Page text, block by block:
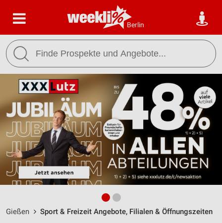
Berlin
Gießen Sport & Freizeit Angebote, Filialen & Öffnungszeiten